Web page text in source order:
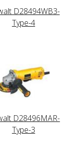
D28494WB3-
Type-4
D28496MAR-
Type-3